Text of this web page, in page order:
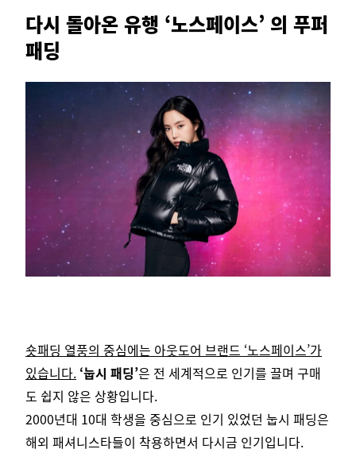
다시 돌아온 유행 ‘노스페이스’ 의 푸퍼
패딩
숏패딩 열풍의 중심에는 아웃도어 브랜드 ‘노스페이스’가
있습니다. ‘눕시 패딩’은 전 세계적으로 인기를 끌며 구매
도 쉽지 않은 상황입니다.
2000년대 10대 학생을 중심으로 인기 있었던 눕시 패딩은
해외 패셔니스타들이 착용하면서 다시금 인기입니다.